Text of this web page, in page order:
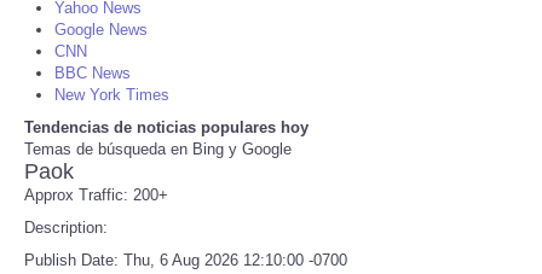
RobinsPost Store
Refund Policy
Yahoo News
Google News
CNN
BBC News
New York Times
Tendencias de noticias populares hoy
Temas de búsqueda en Bing y Google
Paok
Approx Traffic: 200+
Description:
Publish Date: Thu, 6 Aug 2026 12:10:00 -0700